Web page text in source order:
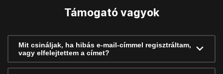
Támogató vagyok
Mit csináljak, ha hibás e-mail-címmel regisztráltam,
vagy elfelejtettem a címet?